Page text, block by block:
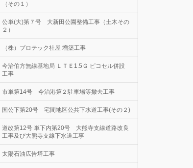
（その１）
公単(大)第７号 大新田公園整備工事（土木その
２）
（株）プロテック社屋 増築工事
今治伯方無線基地局 ＬＴＥ1.5Ｇ ピコセル併設
工事
市単第14号 今治港第２駐車場等撤去工事
国公下第20号 宅間地区公共下水道工事(その２)
道改第12号 単下内第20号 大熊寺支線道路改良
工事及び大熊寺支線下水道工事
太陽石油広告塔工事